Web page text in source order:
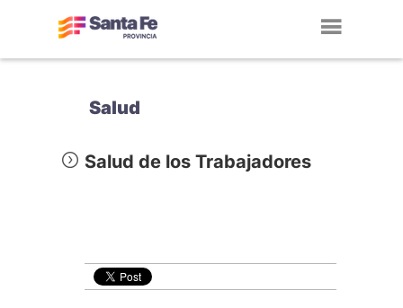
Salud
Salud de los Trabajadores